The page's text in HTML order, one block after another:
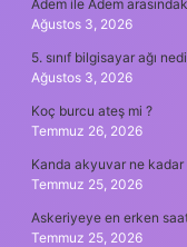
Adem ile Adem
Ağustos 3, 2026
5. sınıf bilgisayar ağı
Ağustos 3, 2026
Koç burcu ateş mi ?
Temmuz 26, 2026
Kanda akyuvar ne kadar
Temmuz 25, 2026
Askeriyeye en erken
Temmuz 25, 2026